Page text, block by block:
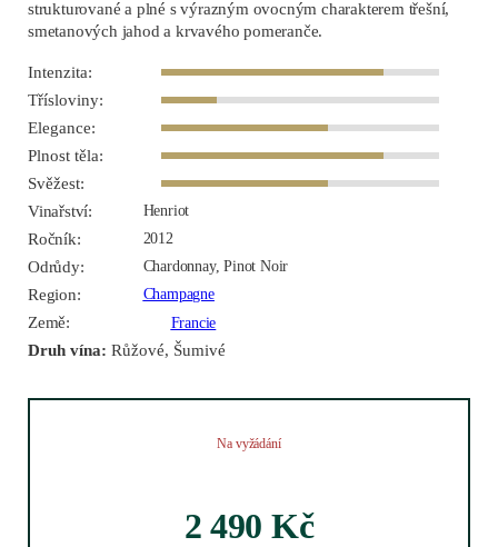
strukturované a plné s výrazným ovocným charakterem třešní,
smetanových jahod a krvavého pomeranče.
Intenzita:
Třísloviny:
Elegance:
Plnost těla:
Svěžest:
Vinařství:
Henriot
Ročník: 2012
Odrůdy: Chardonnay, Pinot Noir
Region: Champagne
Země: Francie
Druh vína: Růžové, Šumivé
Na vyžádání
2 490 Kč